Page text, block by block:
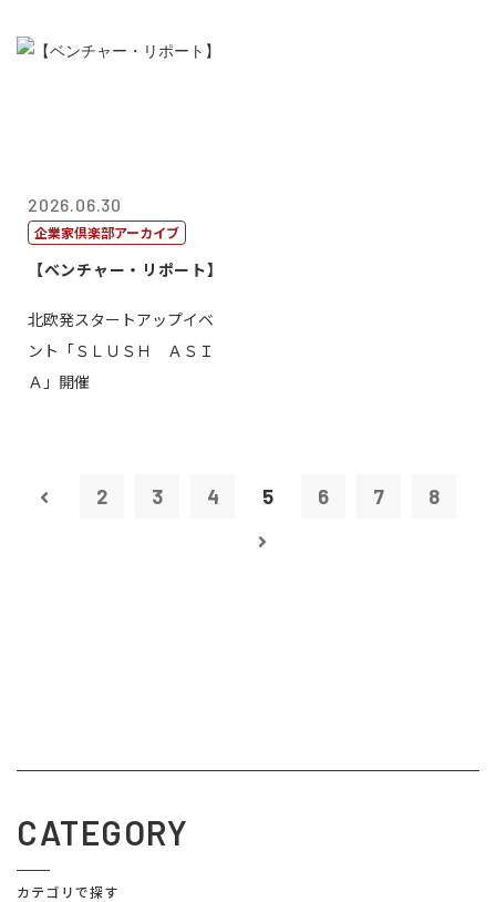
2026.06.30
企業家倶楽部アーカイブ
【ベンチャー・リポート】
北欧発スタートアップイベ
ント「ＳＬＵＳＨ ＡＳＩ
Ａ」開催
2 3 4 5 6 7 8
CATEGORY
カテゴリで探す